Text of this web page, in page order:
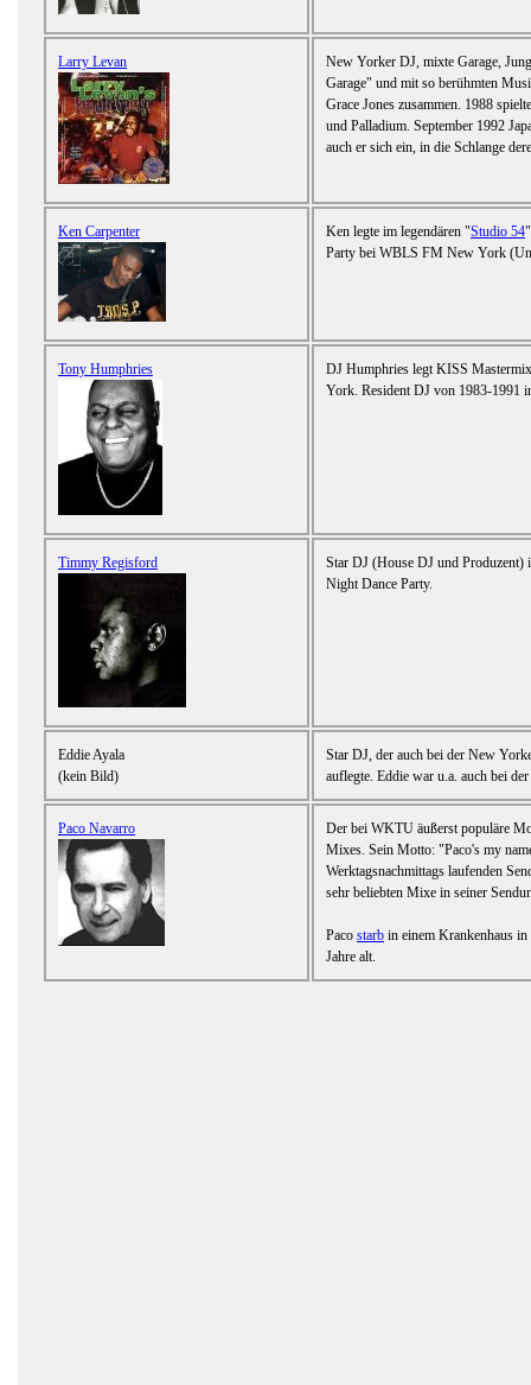
Larry Levan
New Yorker DJ, mixte Garage,
Garage" und mit so berühmten
Grace Jones zusammen. 1988
und Palladium. September 1992
auch er sich ein, in die Schlange
Ken Carpenter Ken legte im legendären "Studio 54
Party bei WBLS FM New York
Tony Humphries
DJ Humphries legt KISS
York. Resident DJ von 1983-1991
Timmy Regisford
Star DJ (House DJ und
Night Dance Party.
Eddie Ayala
(kein Bild)
Star DJ, der auch bei der New
auflegte. Eddie war u.a. auch bei
Paco Navarro
Der bei WKTU äußerst populäre
Mixes. Sein Motto: "Paco's my
Werktagsnachmittags laufenden
sehr beliebten Mixe in seiner
Paco starb in einem Krankenhaus
Jahre alt.